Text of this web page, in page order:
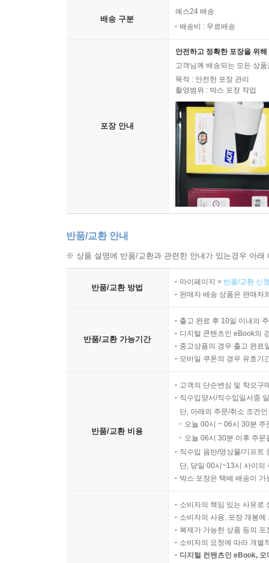
배송 구분
예스24 배송
배송비 : 무료배송
포장 안내
안전하고 정확한 포장을 위
고객님께 배송되는 모든 상
목적 : 안전한 포장 관리
촬영범위 : 박스 포장 작업
반품/교환 안내
※ 상품 설명에 반품/교환과 관련한 안내가 있는경우 아
반품/교환 방법
마이페이지 > 반품/교환 신
판매자 배송 상품은 판매자
반품/교환 가능기간
출고 완료 후 10일 이내의
디지털 콘텐츠인 eBook의
중고상품의 경우 출고 완료
모바일 쿠폰의 경우 유효기
반품/교환 비용
고객의 단순변심 및 착오구
직수입양서/직수입일서중
단, 아래의 주문/취소 조건
오늘 00시 ~ 06시 30분
오늘 06시 30분 이후 주
직수입 음반/영상물/기프트
단, 당일 00시~13시 사이의
박스 포장은 택배 배송이
소비자의 책임 있는 사유로
소비자의 사용, 포장 개봉
복제가 가능한 상품 등의
소비자의 요청에 따라 개별
디지털 컨텐츠인 eBook,